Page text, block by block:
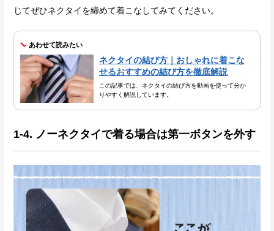
じてぜひネクタイを締めて着こなしてみてください。
あわせて読みたい
ネクタイの結び方｜おしゃれに着こな
せるおすすめの結び方を徹底解説
この記事では、ネクタイの結び方を動画を使って分か
りやすく解説しています。
1-4. ノーネクタイで着る場合は第一ボタンを外す